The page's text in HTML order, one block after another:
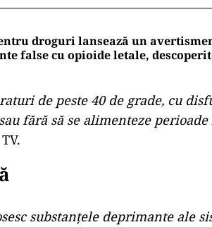
droguri lansează un
false cu opioide letale,
de peste 40 de grade, cu
fără să se alimenteze
substanțele deprimante ale